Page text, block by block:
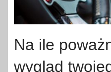
Na ile
wygląd